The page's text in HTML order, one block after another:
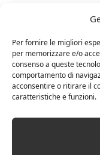
Per fornire le migliori
per memorizzare e/o
consenso a queste
comportamento di
acconsentire o ritirare il
caratteristiche e funzioni.
Chanson Pere &
(box 3 x 0,75l)